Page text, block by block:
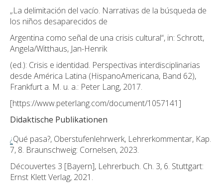
„La delimitación del vacío. Narrativas de la búsqueda de
los niños desaparecidos de
Argentina como señal de una crisis cultural“, in: Schrott,
Angela/Witthaus, Jan-Henrik
(ed.): Crisis e identidad. Perspectivas interdisciplinarias
desde América Latina (HispanoAmericana, Band 62),
Frankfurt a. M. u. a.: Peter Lang, 2017.
[https://www.peterlang.com/document/1057141]
Didaktische Publikationen
¿Qué pasa?, Oberstufenlehrwerk, Lehrerkommentar, Kap.
7, 8. Braunschweig: Cornelsen, 2023.
Découvertes 3 [Bayern], Lehrerbuch. Ch. 3, 6. Stuttgart:
Ernst Klett Verlag, 2021.